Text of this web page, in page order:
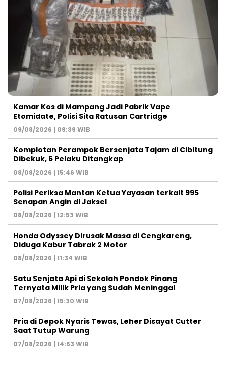
Kamar Kos di Mampang Jadi Pabrik Vape
Etomidate, Polisi Sita Ratusan Cartridge
09/08/2026 | 09:39 WIB
Komplotan Perampok Bersenjata Tajam di Cibitung
Dibekuk, 6 Pelaku Ditangkap
08/08/2026 | 15:46 WIB
Polisi Periksa Mantan Ketua Yayasan terkait 995
Senapan Angin di Jaksel
08/08/2026 | 12:53 WIB
Honda Odyssey Dirusak Massa di Cengkareng,
Diduga Kabur Tabrak 2 Motor
08/08/2026 | 11:34 WIB
Satu Senjata Api di Sekolah Pondok Pinang
Ternyata Milik Pria yang Sudah Meninggal
07/08/2026 | 15:30 WIB
Pria di Depok Nyaris Tewas, Leher Disayat Cutter
Saat Tutup Warung
07/08/2026 | 14:53 WIB